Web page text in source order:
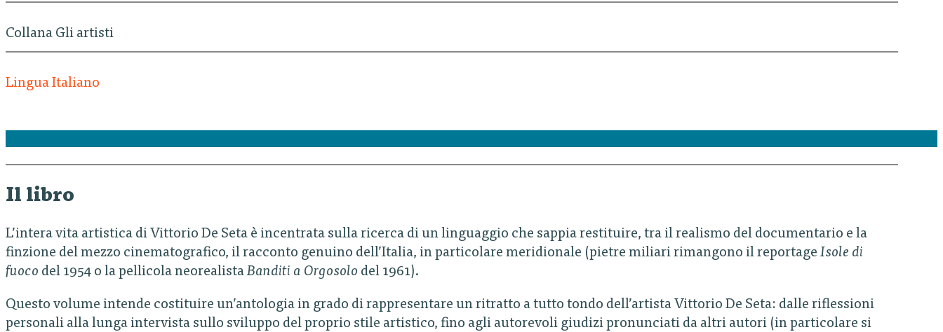
Collana Gli artisti
Lingua Italiano
Il libro
L’intera vita artistica di Vittorio De Seta è incentrata sulla ricerca di un linguaggio che sappia restituire, tra il realismo del documentario e la
finzione del mezzo cinematografico, il racconto genuino dell’Italia, in particolare meridionale (pietre miliari rimangono il reportage Isole di
fuoco del 1954 o la pellicola neorealista Banditi a Orgosolo del 1961).
Questo volume intende costituire un’antologia in grado di rappresentare un ritratto a tutto tondo dell’artista Vittorio De Seta: dalle riflessioni
personali alla lunga intervista sullo sviluppo del proprio stile artistico, fino agli autorevoli giudizi pronunciati da altri autori (in particolare si